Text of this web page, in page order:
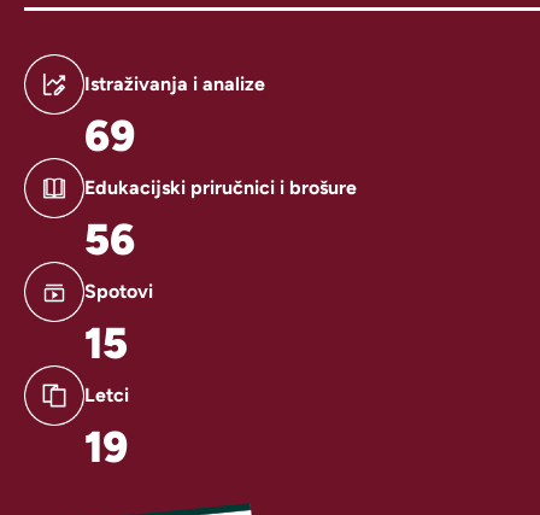
Istraživanja i analize
69
Edukacijski priručnici i brošure
56
Spotovi
15
Letci
19